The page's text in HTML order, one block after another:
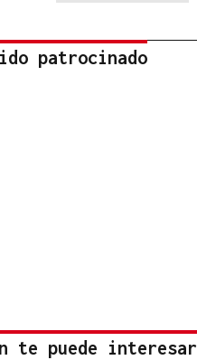
patrocinado
te puede interesar